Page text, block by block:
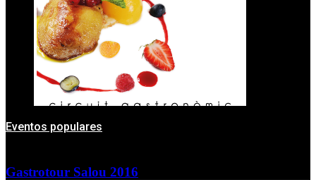
Eventos populares
Gastrotour Salou 2016